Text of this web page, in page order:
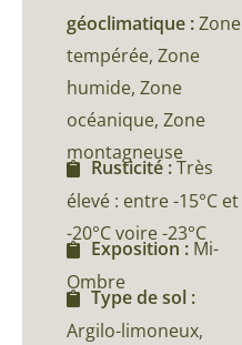
géoclimatique :Zone
tempérée, Zone
humide, Zone
océanique, Zone
montagneuse
Rusticité :Très
élevé : entre -15°C et
-20°C voire -23°C
Exposition : Mi-
Ombre
Type de sol :
Argilo-limoneux,